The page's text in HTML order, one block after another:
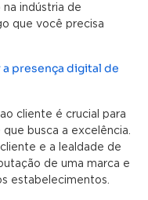
indústria de
que você precisa
presença digital de
cliente é crucial para
busca a excelência.
e a lealdade de
de uma marca e
estabelecimentos.